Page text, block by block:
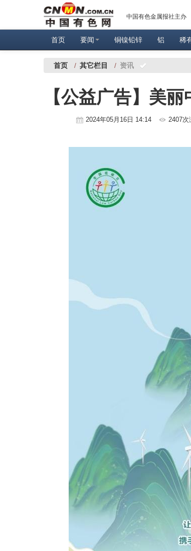
中国有色金属报社主办
首页 要闻 铜镍铅锌 铝 稀
首页 / 其它栏目 / 资讯
【公益广告】美
2024年05月16日 14:14 2407次